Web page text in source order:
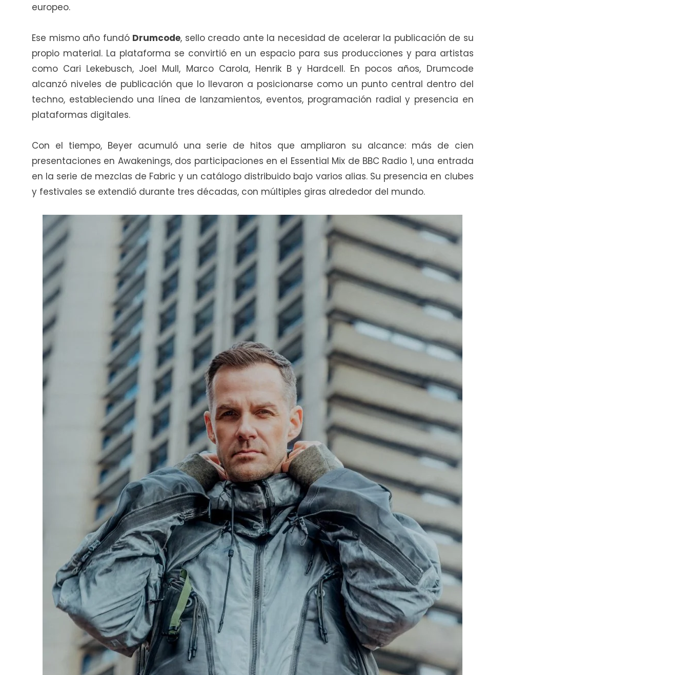
europeo.
Ese mismo año fundó Drumcode, sello creado ante la necesidad de acelerar la publicación de su
propio material. La plataforma se convirtió en un espacio para sus producciones y para artistas
como Cari Lekebusch, Joel Mull, Marco Carola, Henrik B y Hardcell. En pocos años, Drumcode
alcanzó niveles de publicación que lo llevaron a posicionarse como un punto central dentro del
techno, estableciendo una línea de lanzamientos, eventos, programación radial y presencia en
plataformas digitales.
Con el tiempo, Beyer acumuló una serie de hitos que ampliaron su alcance: más de cien
presentaciones en Awakenings, dos participaciones en el Essential Mix de BBC Radio 1, una entrada
en la serie de mezclas de Fabric y un catálogo distribuido bajo varios alias. Su presencia en clubes
y festivales se extendió durante tres décadas, con múltiples giras alrededor del mundo.